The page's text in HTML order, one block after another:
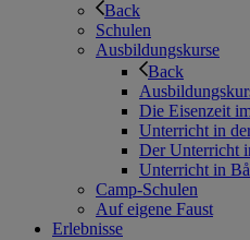
Back
Schulen
Ausbildungskurse
Back
Die Eisenzeit
Unterricht in
Der Unterricht
Unterricht in
Camp-Schulen
Auf eigene Faust
Erlebnisse